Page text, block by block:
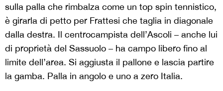
sulla palla che rimbalza come un top spin tennistico,
è girarla di petto per Frattesi che taglia in diagonale
dalla destra. Il centrocampista dell’Ascoli – anche lui
di proprietà del Sassuolo – ha campo libero fino al
limite dell’area. Si aggiusta il pallone e lascia partire
la gamba. Palla in angolo e uno a zero Italia.